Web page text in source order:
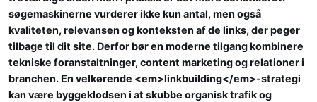
søgemaskinerne vurderer ikke kun antal, men også
kvaliteten, relevansen og konteksten af de links, der peger
tilbage til dit site. Derfor bør en moderne tilgang kombinere
tekniske foranstaltninger, content marketing og relationer i
branchen. En velkørende <em>linkbuilding</em>-strategi
kan være byggeklodsen i at skubbe organisk trafik og